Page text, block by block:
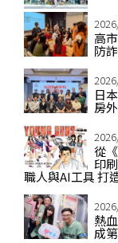
高
防
日
房
從
印
職人與AI工具 打
熱
成